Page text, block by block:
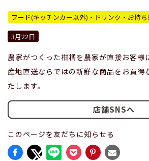
フード(キッチンカー以外)・ドリンク・お持
3月22日
農家がつくった柑橘を農家が直接お客様
産地直送ならではの新鮮な商品をお買得
たします。
店舗SNSへ
このページを友だちに知らせる